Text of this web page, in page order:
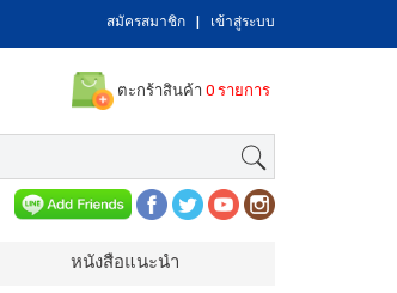
สมัครสมาชิก เข้าสู่ระบบ
ตะกร้าสินค้า 0 รายการ
หนังสือแนะนำ